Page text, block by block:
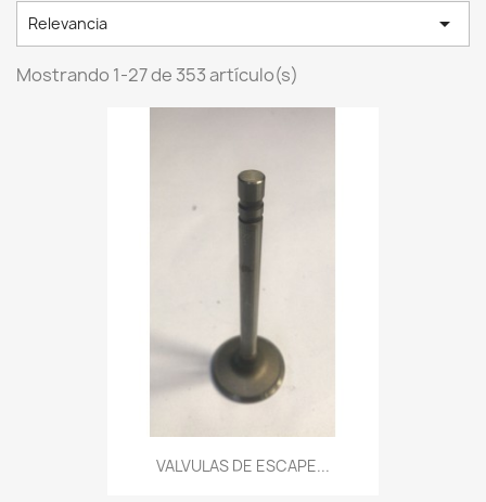
Relevancia 
Mostrando 1-27 de 353 artículo(s)
VALVULAS DE ESCAPE...